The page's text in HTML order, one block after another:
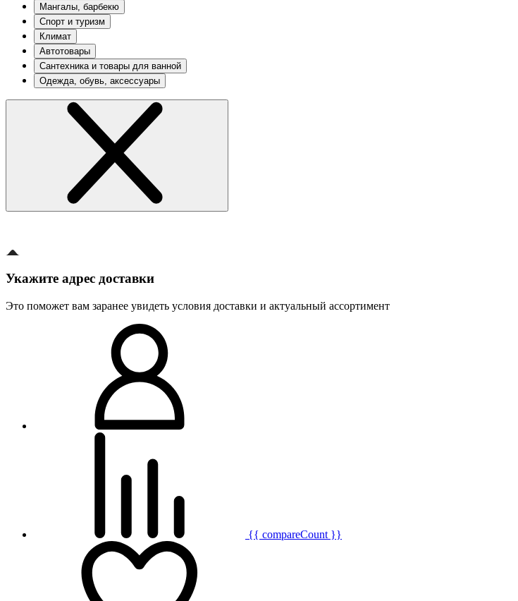
Мангалы, барбекю
Спорт и туризм
Климат
Автотовары
Сантехника и товары для ванной
Одежда, обувь, аксессуары
Укажите адрес доставки
Это поможет вам заранее увидеть условия доставки и актуальный ассортимент
{{ compareCount }}